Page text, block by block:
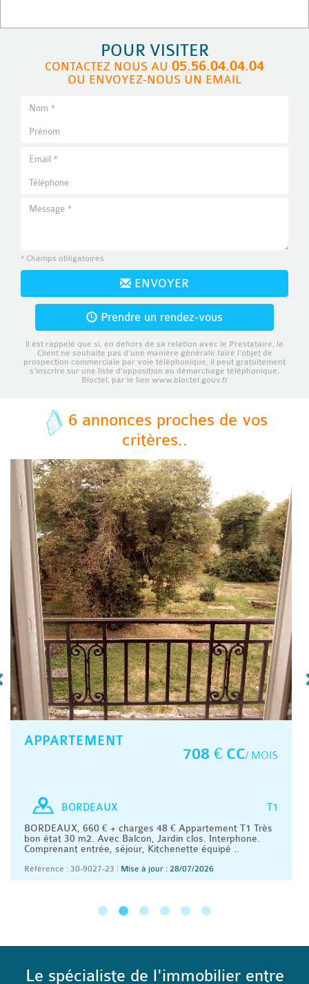
POUR VISITER
CONTACTEZ NOUS AU 05.56.04.04.04
OU ENVOYEZ-NOUS UN EMAIL
* Champs obligatoires
ENVOYER
Prendre un rendez-vous
Il est rappelé que si, en dehors de sa relation avec le Prestataire, le
Client ne souhaite pas d’une manière générale faire l’objet de
prospection commerciale par voie téléphonique, il peut gratuitement
s’inscrire sur une liste d’opposition au démarchage téléphonique,
Bloctel, par le lien www.bloctel.gouv.fr
6 annonces proches de vos
critères..
APPARTEMENT
708 € CC/ MOIS
T1
BORDEAUX
BORDEAUX, 660 € + charges 48 € Appartement T1 Très
bon état 30 m2. Avec Balcon, Jardin clos. Interphone.
Comprenant entrée, séjour, Kitchenette équipé ..
Référence : 30-9027-23 Mise à jour : 28/07/2026
Le spécialiste de l'immobilier entre